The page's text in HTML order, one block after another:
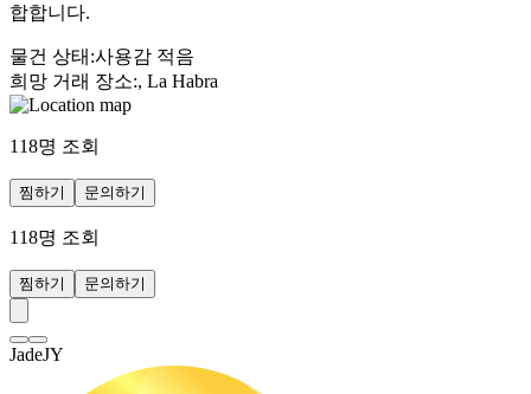
합합니다.
물건 상태 :사용감 적음
희망 거래 장소:, La Habra
118명 조회
찜하기 문의하기
118명 조회
찜하기 문의하기
JadeJY